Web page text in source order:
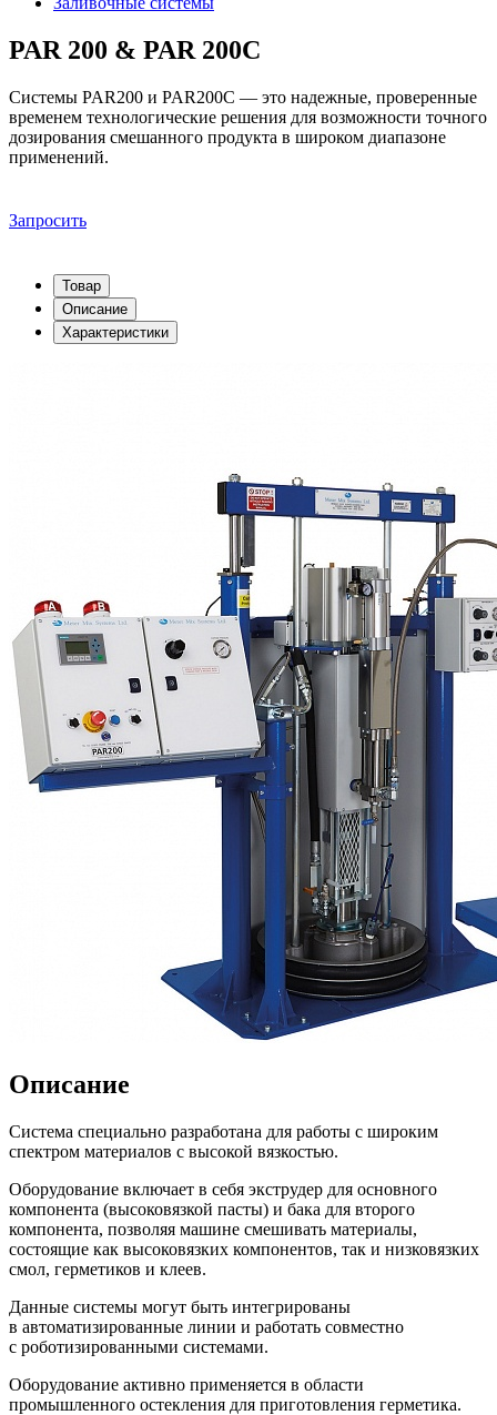
PAR 200 & PAR 200C
Системы PAR200 и PAR200С — это надежные, проверенные
временем технологические решения для возможности точного
дозирования смешанного продукта в широком диапазоне
применений.
Запросить
Товар
Описание
Характеристики
Описание
Система специально разработана для работы с широким
спектром материалов с высокой вязкостью.
Оборудование включает в себя экструдер для основного
компонента (высоковязкой пасты) и бака для второго
компонента, позволяя машине смешивать материалы,
состоящие как высоковязких компонентов, так и низковязких
смол, герметиков и клеев.
Данные системы могут быть интегрированы
в автоматизированные линии и работать совместно
с роботизированными системами.
Оборудование активно применяется в области
промышленного остекления для приготовления герметика.